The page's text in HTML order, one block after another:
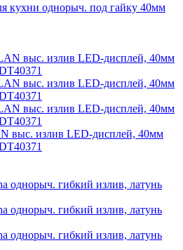
кухни однорыч. под гайку 40мм
выс. излив LED-дисплей, 40мм